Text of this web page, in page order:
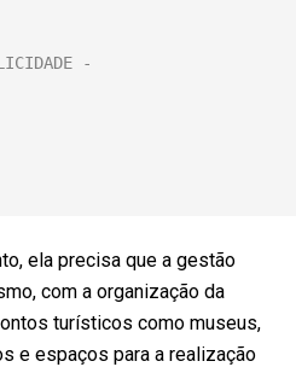
ela precisa que a gestão
com a organização da
turísticos como museus,
e espaços para a realização